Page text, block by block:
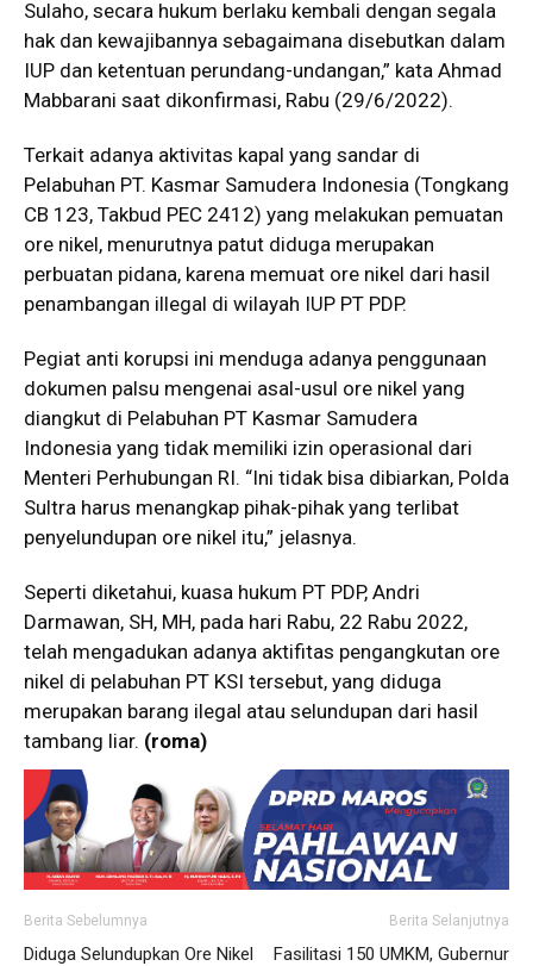
Sulaho, secara hukum berlaku kembali dengan segala
hak dan kewajibannya sebagaimana disebutkan dalam
IUP dan ketentuan perundang-undangan,” kata Ahmad
Mabbarani saat dikonfirmasi, Rabu (29/6/2022).
Terkait adanya aktivitas kapal yang sandar di
Pelabuhan PT. Kasmar Samudera Indonesia (Tongkang
CB 123, Takbud PEC 2412) yang melakukan pemuatan
ore nikel, menurutnya patut diduga merupakan
perbuatan pidana, karena memuat ore nikel dari hasil
penambangan illegal di wilayah IUP PT PDP.
Pegiat anti korupsi ini menduga adanya penggunaan
dokumen palsu mengenai asal-usul ore nikel yang
diangkut di Pelabuhan PT Kasmar Samudera
Indonesia yang tidak memiliki izin operasional dari
Menteri Perhubungan RI. “Ini tidak bisa dibiarkan, Polda
Sultra harus menangkap pihak-pihak yang terlibat
penyelundupan ore nikel itu,” jelasnya.
Seperti diketahui, kuasa hukum PT PDP, Andri
Darmawan, SH, MH, pada hari Rabu, 22 Rabu 2022,
telah mengadukan adanya aktifitas pengangkutan ore
nikel di pelabuhan PT KSI tersebut, yang diduga
merupakan barang ilegal atau selundupan dari hasil
tambang liar. (roma)
Berita Sebelumnya
Diduga Selundupkan Ore Nikel
Berita Selanjutnya
Fasilitasi 150 UMKM, Gubernur